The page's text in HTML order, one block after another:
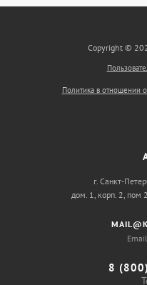
Copyright ©
Политика в отношении
г. Санкт-
дом. 1, корп. 2, пом
8